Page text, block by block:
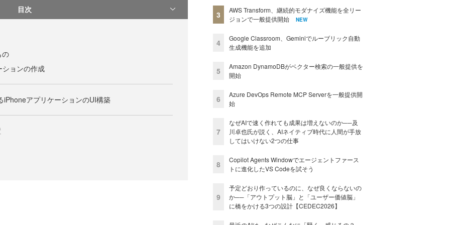
目次
の
ョンの作成
iPhoneアプリケーションのUI構築
3
AWS Transform、継続的モダナイズ機能を全リー
ジョンで一般提供開始
NEW
4
Google Classroom、Geminiでルーブリック自動
生成機能を追加
5
Amazon DynamoDBがベクター検索の一般提供を
開始
6
Azure DevOps Remote MCP Serverを一般提供開
始
7
なぜAIで速く作れても成果は増えないのか──及
川卓也氏が説く、AIネイティブ時代に人間が手放
してはいけない2つの仕事
8
Copilot Agents Windowでエージェントファース
トに進化したVS Codeを試そう
9
予定どおり作っているのに、なぜ良くならないの
か──「アウトプット脳」と「ユーザー価値脳」
に橋をかける3つの設計【CEDEC2026】